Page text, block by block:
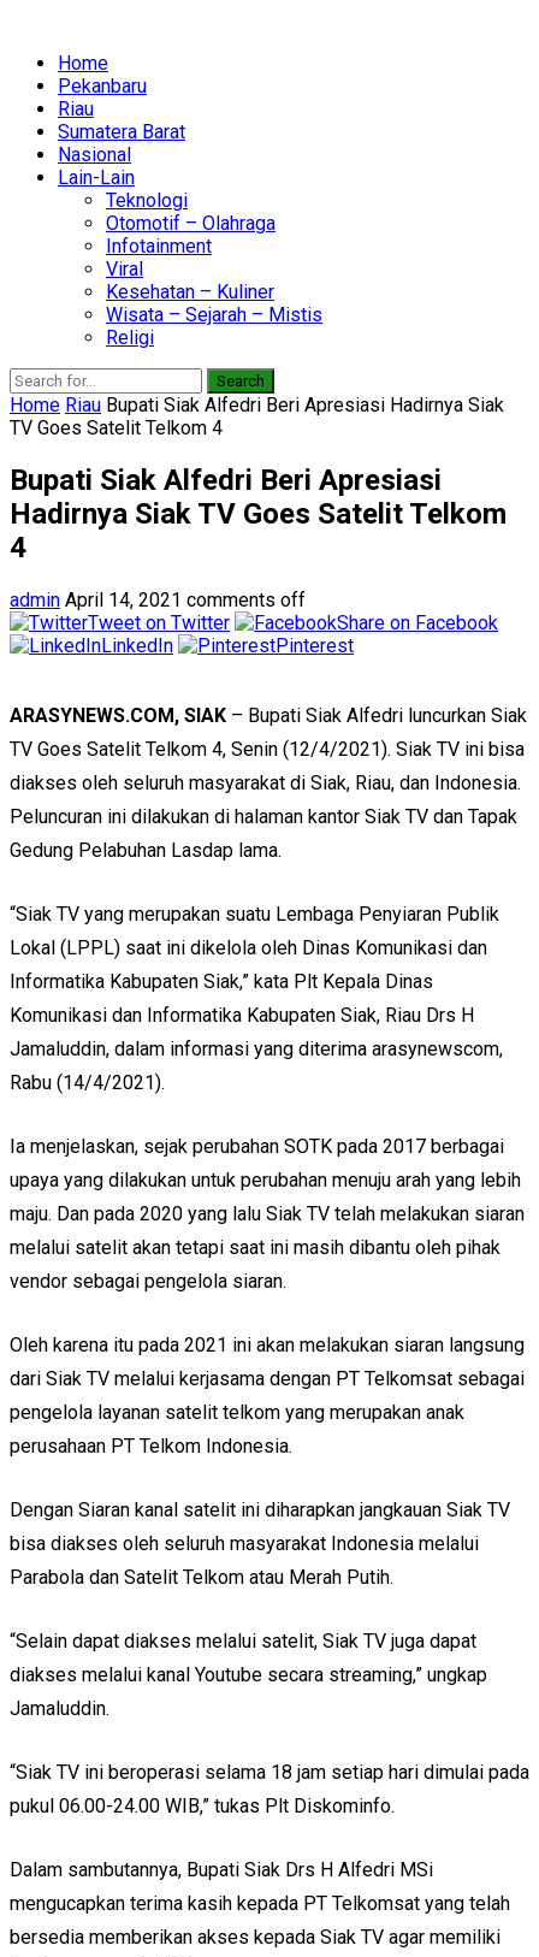
Home
Pekanbaru
Riau
Sumatera Barat
Nasional
Lain-Lain
Teknologi
Otomotif – Olahraga
Infotainment
Viral
Kesehatan – Kuliner
Wisata – Sejarah – Mistis
Religi
Search
Home Riau Bupati Siak Alfedri Beri Apresiasi Hadirnya Siak
TV Goes Satelit Telkom 4
Bupati Siak Alfedri Beri Apresiasi
Hadirnya Siak TV Goes Satelit Telkom
4
admin April 14, 2021 comments off
Tweet on Twitter
Share on Facebook
LinkedIn
Pinterest
ARASYNEWS.COM, SIAK – Bupati Siak Alfedri luncurkan Siak
TV Goes Satelit Telkom 4, Senin (12/4/2021). Siak TV ini bisa
diakses oleh seluruh masyarakat di Siak, Riau, dan Indonesia.
Peluncuran ini dilakukan di halaman kantor Siak TV dan Tapak
Gedung Pelabuhan Lasdap lama.
“Siak TV yang merupakan suatu Lembaga Penyiaran Publik
Lokal (LPPL) saat ini dikelola oleh Dinas Komunikasi dan
Informatika Kabupaten Siak,” kata Plt Kepala Dinas
Komunikasi dan Informatika Kabupaten Siak, Riau Drs H
Jamaluddin, dalam informasi yang diterima arasynewscom,
Rabu (14/4/2021).
Ia menjelaskan, sejak perubahan SOTK pada 2017 berbagai
upaya yang dilakukan untuk perubahan menuju arah yang lebih
maju. Dan pada 2020 yang lalu Siak TV telah melakukan siaran
melalui satelit akan tetapi saat ini masih dibantu oleh pihak
vendor sebagai pengelola siaran.
Oleh karena itu pada 2021 ini akan melakukan siaran langsung
dari Siak TV melalui kerjasama dengan PT Telkomsat sebagai
pengelola layanan satelit telkom yang merupakan anak
perusahaan PT Telkom Indonesia.
Dengan Siaran kanal satelit ini diharapkan jangkauan Siak TV
bisa diakses oleh seluruh masyarakat Indonesia melalui
Parabola dan Satelit Telkom atau Merah Putih.
“Selain dapat diakses melalui satelit, Siak TV juga dapat
diakses melalui kanal Youtube secara streaming,” ungkap
Jamaluddin.
“Siak TV ini beroperasi selama 18 jam setiap hari dimulai pada
pukul 06.00-24.00 WIB,” tukas Plt Diskominfo.
Dalam sambutannya, Bupati Siak Drs H Alfedri MSi
mengucapkan terima kasih kepada PT Telkomsat yang telah
bersedia memberikan akses kepada Siak TV agar memiliki